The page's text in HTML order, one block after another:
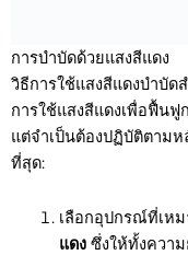
การบำบัดด้วยแสงสีแดง
วิธีการใช้แสงสีแดงบำบัด
การใช้แสงสีแดงเพื่อฟื้นฟู
แต่จำเป็นต้องปฏิบัติตาม
ที่สุด:
เลือกอุปกรณ์ที่เห
แดง ซึ่งให้ทั้งควา